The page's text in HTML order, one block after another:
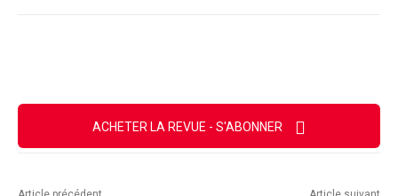
ACHETER LA REVUE - S'ABONNER